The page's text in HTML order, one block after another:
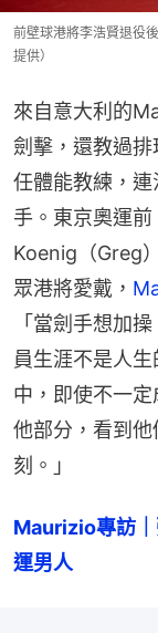
前壁球港將李浩賢退役
提供）
來自意大利的
劍擊，還教過
任體能教練，
手。東京奧運
Koenig（Greg
眾港將愛戴，
「當劍手想加
員生涯不是人
中，即使不一
他部分，看到
刻。」
Maurizio專訪
運男人